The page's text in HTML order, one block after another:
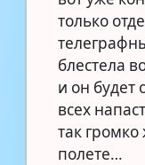
только
блестела
и он будет
всех
так
полете…